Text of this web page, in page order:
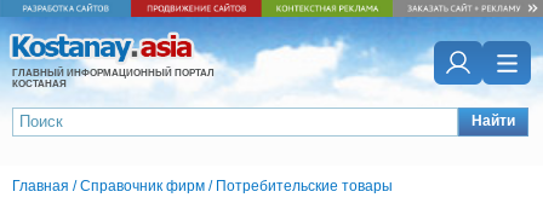
ГЛАВНЫЙ ИНФОРМАЦИОННЫЙ ПОРТАЛ
КОСТАНАЯ
Найти
Главная /Справочник фирм / Потребительские товары